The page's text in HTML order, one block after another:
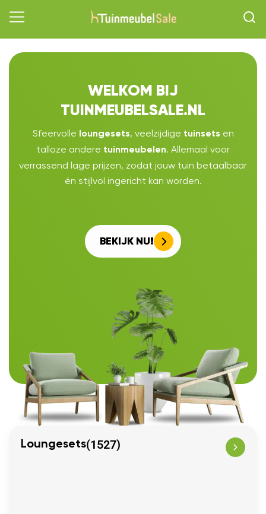
WELKOM BIJ
TUINMEUBELSALE.NL
Sfeervolle loungesets, veelzijdige tuinsets en
talloze andere tuinmeubelen. Allemaal voor
verrassend lage prijzen, zodat jouw tuin betaalbaar
én stijlvol ingericht kan worden.
BEKIJK NU!
Loungesets(1527)